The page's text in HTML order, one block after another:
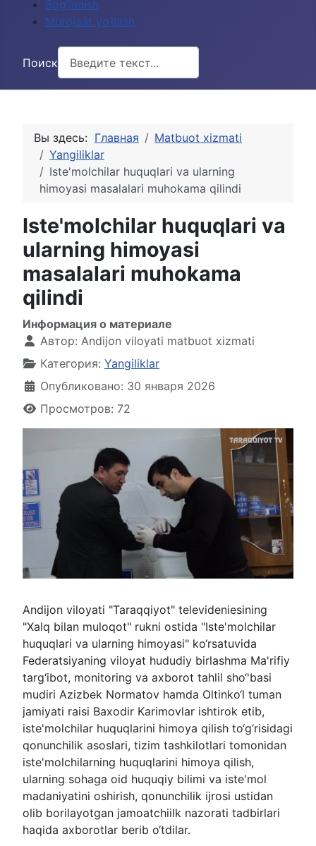
Bog‘lanish
Murojaat yo‘llash
Поиск
Вы здесь: Главная
Matbuot xizmati
Yangiliklar
Iste'molchilar huquqlari va ularning
himoyasi masalalari muhokama qilindi
Iste'molchilar huquqlari va
ularning himoyasi
masalalari muhokama
qilindi
Информация о материале
Автор: Andijon viloyati matbuot xizmati
Категория: Yangiliklar
Опубликовано: 30 января 2026
Просмотров: 72
Andijon viloyati "Taraqqiyot" televideniesining
"Xalq bilan muloqot" rukni ostida "Iste'molchilar
huquqlari va ularning himoyasi" ko‘rsatuvida
Federatsiyaning viloyat hududiy birlashma Ma'rifiy
targ‘ibot, monitoring va axborot tahlil sho‘'basi
mudiri Azizbek Normatov hamda Oltinko‘l tuman
jamiyati raisi Baxodir Karimovlar ishtirok etib,
iste'molchilar huquqlarini himoya qilish to‘g‘risidagi
qonunchilik asoslari, tizim tashkilotlari tomonidan
iste'molchilarning huquqlarini himoya qilish,
ularning sohaga oid huquqiy bilimi va iste'mol
madaniyatini oshirish, qonunchilik ijrosi ustidan
olib borilayotgan jamoatchiilk nazorati tadbirlari
haqida axborotlar berib o‘tdilar.